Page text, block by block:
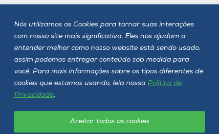
Nós utilizamos os Cookies para tornar suas interações
com nosso site mais significativa. Eles nos ajudam a
entender melhor como nosso website está sendo usado,
assim podemos entregar conteúdo sob medida para
você. Para mais informações sobre os tipos diferentes de
cookies que estamos usando, leia nossa Política de
Privacidade.
Aceitar todos os cookies
Siga a Unoesc
Política de privacidade LGPD